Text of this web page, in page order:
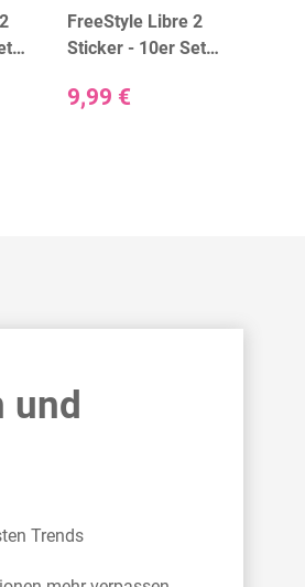
FreeStyle Libre 2
Sticker - 10er Set
9,99 €
und
Trends